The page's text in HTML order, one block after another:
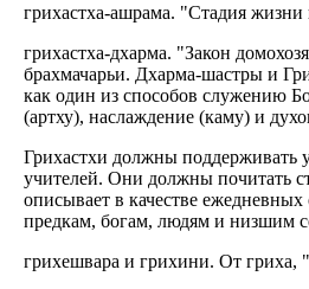
грихастха-ашрама. "Стадия
грихастха-дхарма. "Закон
брахмачарьи. Дхарма-шастры и
как один из способов служению
(артху), наслаждение (каму) и
Грихастхи должны поддерживать
учителей. Они должны почитать
описывает в качестве
предкам, богам, людям и низшим
грихешвара и грихини. От гриха,